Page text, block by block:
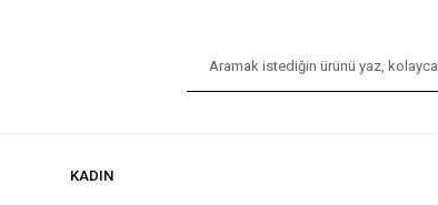
KADIN